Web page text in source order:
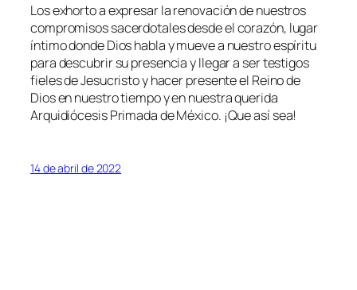
Los exhorto a expresar la renovación de nuestros
compromisos sacerdotales desde el corazón, lugar
íntimo donde Dios habla y mueve a nuestro espíritu
para descubrir su presencia y llegar a ser testigos
fieles de Jesucristo y hacer presente el Reino de
Dios en nuestro tiempo y en nuestra querida
Arquidiócesis Primada de México. ¡Que así sea!
14 de abril de 2022